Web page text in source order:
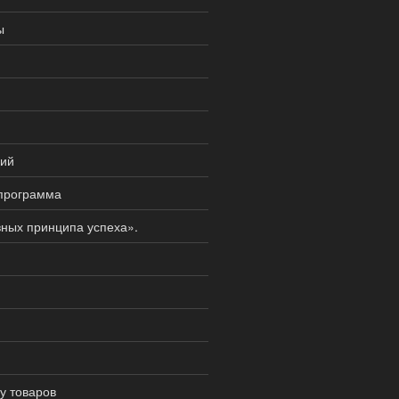
принципа успеха».
товаров